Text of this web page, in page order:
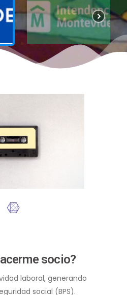
socio?
laboral, generando
social (BPS).